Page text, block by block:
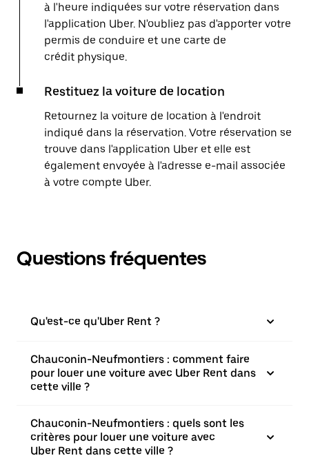
à l'heure indiquées sur votre réservation dans
l'application Uber. N'oubliez pas d'apporter votre
permis de conduire et une carte de
crédit physique.
Restituez la voiture de location
Retournez la voiture de location à l'endroit
indiqué dans la réservation. Votre réservation se
trouve dans l'application Uber et elle est
également envoyée à l'adresse e-mail associée
à votre compte Uber.
Questions fréquentes
Qu'est-ce qu'Uber Rent ?
Chauconin-Neufmontiers : comment faire
pour louer une voiture avec Uber Rent dans
cette ville ?
Chauconin-Neufmontiers : quels sont les
critères pour louer une voiture avec
Uber Rent dans cette ville ?